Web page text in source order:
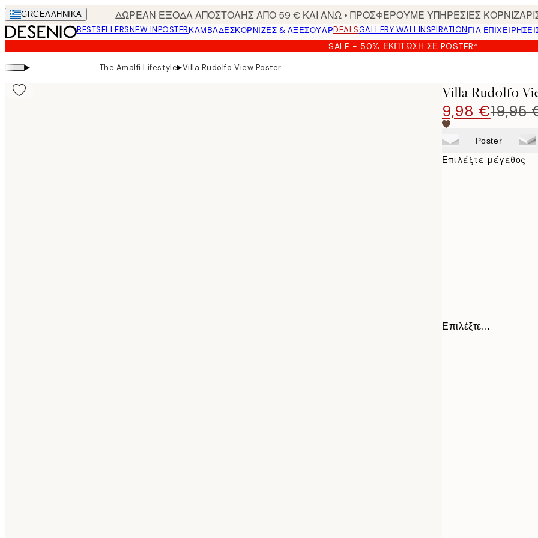
Skip
to
main
content.
GRC ΕΛΛΗΝΙΚΆ ΔΩΡΕΑΝ ΕΞΟΔΑ ΑΠΟΣΤΟΛΗΣ ΑΠΟ 59 € ΚΑΙ ΑΝΩ • ΠΡΟΣΦΕΡΟΥΜΕ ΥΠΗΡΕΣΙΕΣ
BESTSELLERSNEW INPOSTERΚΑΜΒΆΔΕΣΚΟΡΝΊΖΕΣ & ΑΞΕΣΟΥΆΡDEALSGALLERY WALLINSPIRATIONΓΙΑ
SALE - 50% ΈΚΠΤΩΣΗ ΣΕ POSTER*
▸ The Amalfi Lifestyle▸Villa Rudolfo View Poster
Villa Rudolfo
9,98 €19,95
Poster
Επιλέξτε μέγεθος
Επιλέξτε...